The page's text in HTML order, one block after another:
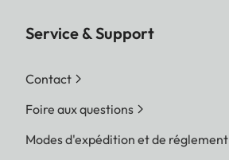
Service & Support
Contact
Foire aux questions
Modes d'expédition et de réglement